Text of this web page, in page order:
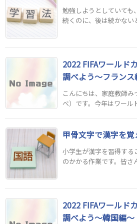
勉強しようとしていても
続くのに、後は続かない
2022 FIFAワールド
調べよう～フランス
こんにちは、家庭教師み
べ）です。今年はワール
甲骨文字で漢字を覚
小学生が漢字を習得する
のかかる作業です。皆さ
2022 FIFAワールド
調べよう～韓国編～